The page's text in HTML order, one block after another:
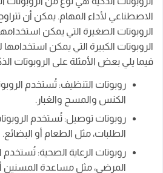
الاصطناعي لأداء المهام. يمكن أن
الروبوتات الصغيرة التي يمكن
الروبوتات الكبيرة التي يمكن
فيما يلي بعض الأمثلة على الروبوتات
روبوتات التنظيف: تُستخدم
الكنس والمسح والغبار.
روبوتات توصيل: تُستخدم
الطلبات، مثل الطعام أو البضائع.
روبوتات الرعاية الصحية: تُستخدم
المرضى، مثل مساعدة المسنين